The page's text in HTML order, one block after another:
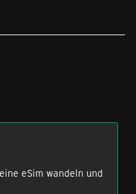
eSim wandeln und